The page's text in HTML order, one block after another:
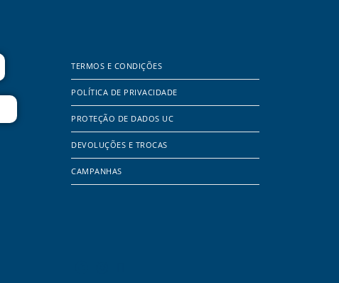
TERMOS E CONDIÇÕES
POLÍTICA DE PRIVACIDADE
PROTEÇÃO DE DADOS UC
DEVOLUÇÕES E TROCAS
CAMPANHAS